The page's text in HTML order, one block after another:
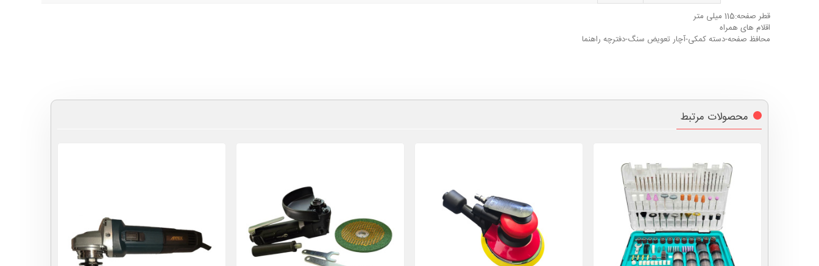
قطر صفحه:115 میلی متر
اقلام های همراه
محافظ صفحه-دسته کمکی-آچار تعویض سنگ-دفترچه راهنما
محصولات مرتبط